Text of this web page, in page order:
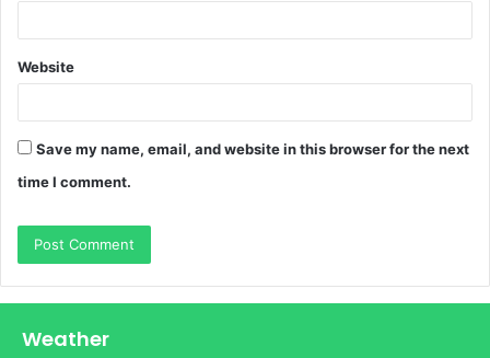
Website
Save my name, email, and website in this browser for the next
time I comment.
Weather